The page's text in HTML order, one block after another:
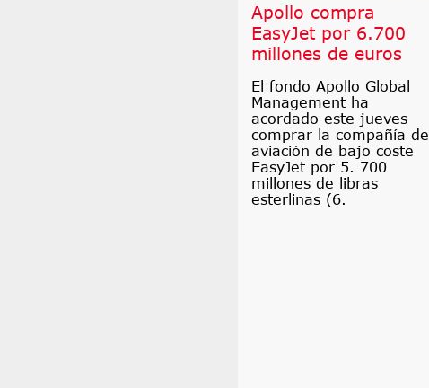
Apollo compra
EasyJet por 6.700
millones de euros
El fondo Apollo Global
Management ha
acordado este jueves
comprar la compañía de
aviación de bajo coste
EasyJet por 5. 700
millones de libras
esterlinas (6.